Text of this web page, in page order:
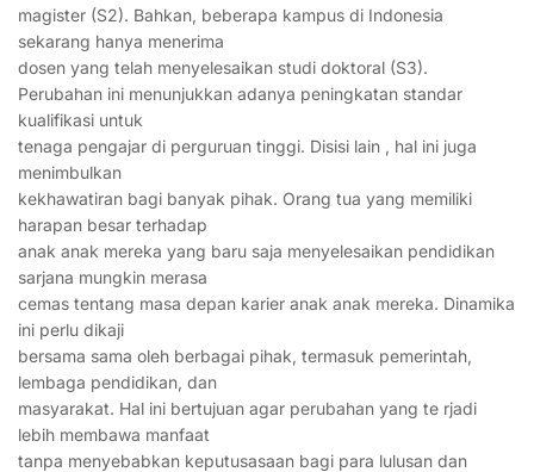
magister (S2). Bahkan, beberapa kampus di Indonesia
sekarang hanya menerima
dosen yang telah menyelesaikan studi doktoral (S3).
Perubahan ini menunjukkan adanya peningkatan standar
kualifikasi untuk
tenaga pengajar di perguruan tinggi. Disisi lain , hal ini juga
menimbulkan
kekhawatiran bagi banyak pihak. Orang tua yang memiliki
harapan besar terhadap
anak anak mereka yang baru saja menyelesaikan pendidikan
sarjana mungkin merasa
cemas tentang masa depan karier anak anak mereka. Dinamika
ini perlu dikaji
bersama sama oleh berbagai pihak, termasuk pemerintah,
lembaga pendidikan, dan
masyarakat. Hal ini bertujuan agar perubahan yang te rjadi
lebih membawa manfaat
tanpa menyebabkan keputusasaan bagi para lulusan dan